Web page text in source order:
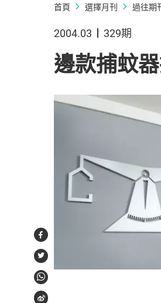
首頁 選擇月刊 過往期
2004.03 329期
邊款捕蚊
Facebook
Twitter
WhatsApp